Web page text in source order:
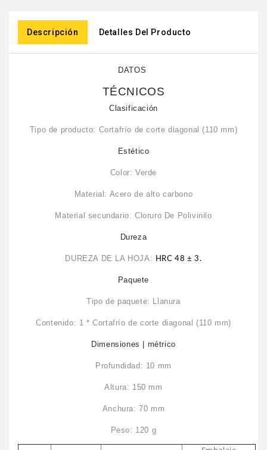
Descripción Detalles Del Producto
DATOS
TÉCNICOS
Clasificación
Tipo de producto: Cortafrío de corte diagonal (110 mm)
Estético
Color: Verde
Material: Acero de alto carbono
Material secundario: Cloruro De Polivinilo
Dureza
DUREZA DE LA HOJA: HRC 48 ± 3.
Paquete
Tipo de paquete: Llanura
Contenido: 1 * Cortafrío de corte diagonal (110 mm)
Dimensiones | métrico
Profundidad: 10 mm
Altura: 150 mm
Anchura: 70 mm
Peso: 120 g